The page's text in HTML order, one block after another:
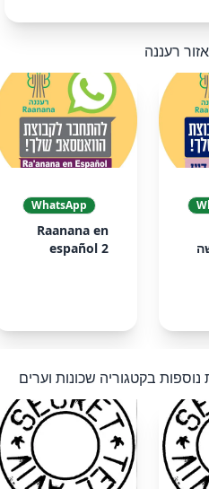
רעננה
WhatsApp
Raanana en
español 2
נוספות בקטגוריה שכונות וערים